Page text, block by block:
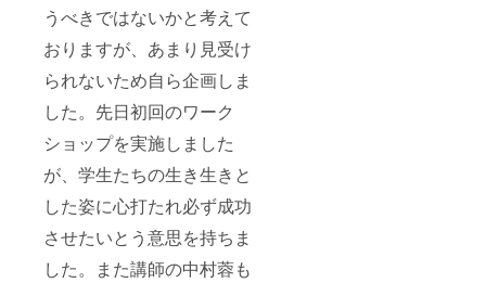
うべきではないかと考えて
おりますが、あまり見受け
られないため自ら企画しま
した。先日初回のワーク
ショップを実施しました
が、学生たちの生き生きと
した姿に心打たれ必ず成功
させたいとう意思を持ちま
した。また講師の中村蓉も